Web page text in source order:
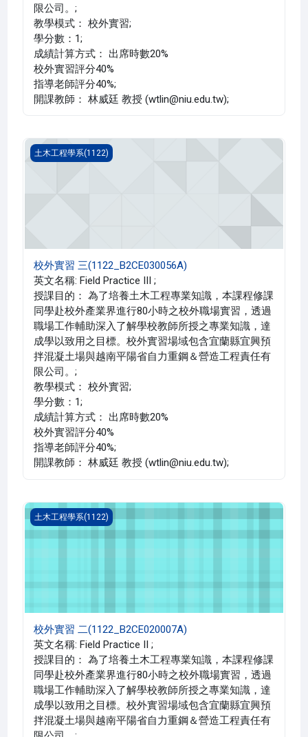
限公司。;
教學模式： 校外實習;
學分數：1;
成績計算方式： 出席時數20%
校外實習評分40%
指導老師評分40%;
開課教師： 林威廷 教授 (wtlin@niu.edu.tw);
校外實習 三(1122_B2CE030056A)
土木工程學系(1122)
校外實習 三(1122_B2CE030056A)
英文名稱: Field Practice III ;
授課目的： 為了培養土木工程專業知識，本課程修課
同學赴校外產業界進行80小時之校外職場實習，透過
職場工作輔助深入了解學校教師所授之專業知識，達
成學以致用之目標。校外實習場域包含宜蘭縣宜興預
拌混凝土場與越南平陽省自力重鋼＆營造工程責任有
限公司。;
教學模式： 校外實習;
學分數：1;
成績計算方式： 出席時數20%
校外實習評分40%
指導老師評分40%;
開課教師： 林威廷 教授 (wtlin@niu.edu.tw);
校外實習 二(1122_B2CE020007A)
土木工程學系(1122)
校外實習 二(1122_B2CE020007A)
英文名稱: Field Practice II ;
授課目的： 為了培養土木工程專業知識，本課程修課
同學赴校外產業界進行80小時之校外職場實習，透過
職場工作輔助深入了解學校教師所授之專業知識，達
成學以致用之目標。校外實習場域包含宜蘭縣宜興預
拌混凝土場與越南平陽省自力重鋼＆營造工程責任有